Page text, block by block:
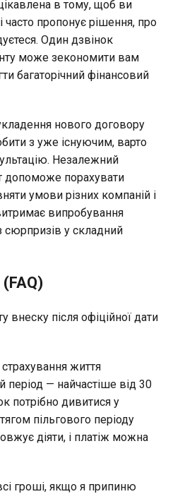
в тому, щоб ви
часто пропонує рішення, про
Один дзвінок
може зекономити вам
багаторічний фінансовий
нового договору
з уже існуючим, варто
Незалежний
допоможе порахувати
умови різних компаній і
випробування
у складний
внеску після офіційної дати
життя
період — найчастіше від 30
потрібно дивитися у
пільгового періоду
діяти, і платіж можна
гроші, якщо я припиню